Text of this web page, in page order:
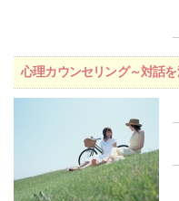
心理カウンセリング～対話